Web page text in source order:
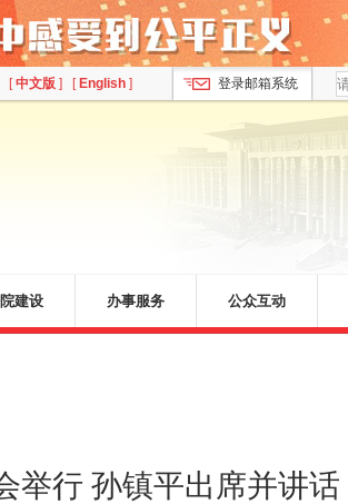
[中文版 ] [ English ] 登录邮箱系统
建设 办事服务 公众互动
举行 孙镇平出席并讲话